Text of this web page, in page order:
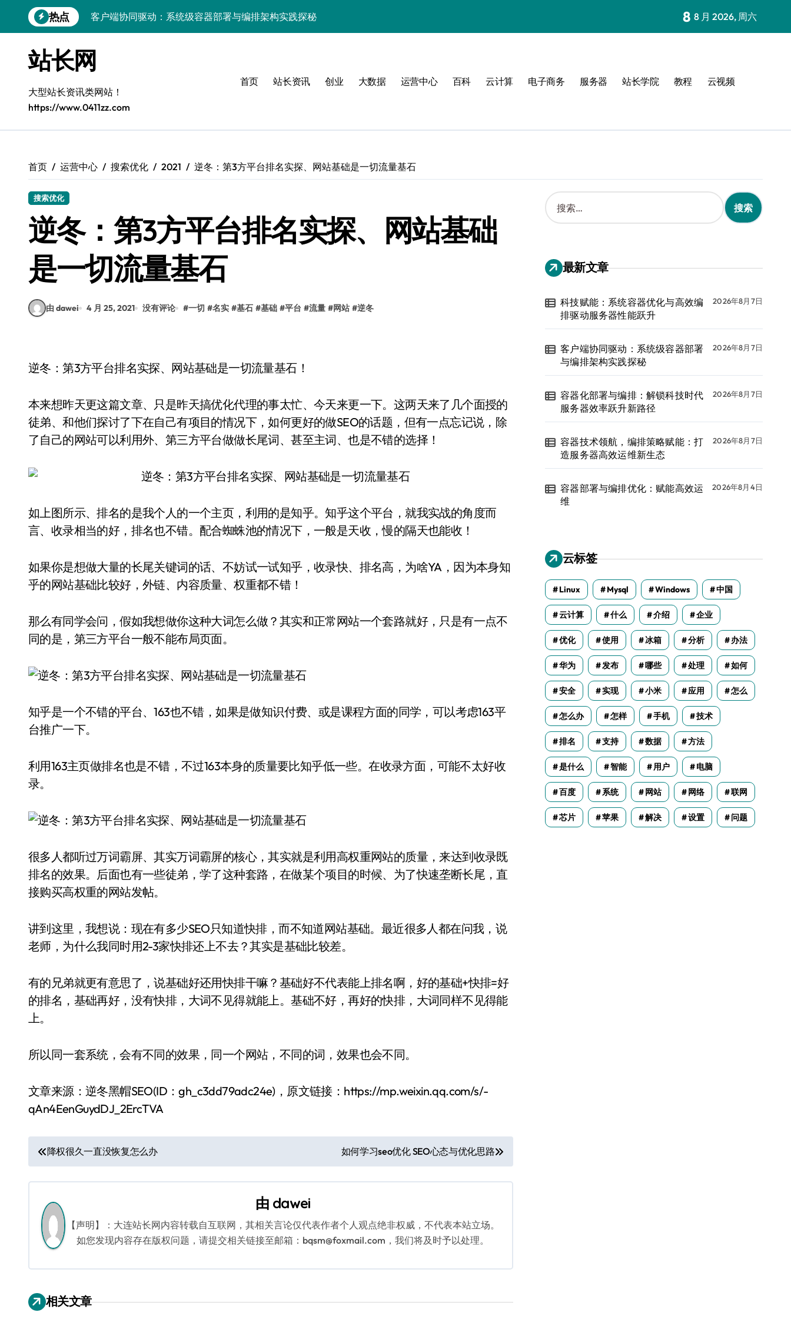
到
热点
客户端协同驱动：系统级容器部署与编排架构实践探秘
容器技术领航，编排策略赋能：打造服务器高效运维新生态
容器部署与编排优化：赋能高效运维
容器部署与编排：重塑服务器管理新范式
破局之道：大模型平台安全运营实战
VR创业新路径：模式创新与平台化双轮驱动
科技赋能：系统容器优化与高效编排驱动服务器性能跃升
8 8 月 2026, 周六
站长网
大型站长资讯类网站！
https://www.0411zz.com
首页 站长资讯 创业 大数据 运营中心 百科 云计算 电子商务 服务器 站长学院 教程 云视频
首页 运营中心 搜索优化 2021 逆冬：第3方平台排名实探、网站基础是一切流量基石
搜索优化
逆冬：第3方平台排名实探、网站基础
是一切流量基石
由 dawei 4 月 25, 2021 没有评论 #一切 #名实 #基石 #基础 #平台 #流量 #网站 #逆冬
逆冬：第3方平台排名实探、网站基础是一切流量基石！
本来想昨天更这篇文章、只是昨天搞优化代理的事太忙、今天来更一下。这两天来了几个面授的
徒弟、和他们探讨了下在自己有项目的情况下，如何更好的做SEO的话题，但有一点忘记说，除
了自己的网站可以利用外、第三方平台做做长尾词、甚至主词、也是不错的选择！
如上图所示、排名的是我个人的一个主页，利用的是知乎。知乎这个平台，就我实战的角度而
言、收录相当的好，排名也不错。配合蜘蛛池的情况下，一般是天收，慢的隔天也能收！
如果你是想做大量的长尾关键词的话、不妨试一试知乎，收录快、排名高，为啥YA，因为本身知
乎的网站基础比较好，外链、内容质量、权重都不错！
那么有同学会问，假如我想做你这种大词怎么做？其实和正常网站一个套路就好，只是有一点不
同的是，第三方平台一般不能布局页面。
知乎是一个不错的平台、163也不错，如果是做知识付费、或是课程方面的同学，可以考虑163平
台推广一下。
利用163主页做排名也是不错，不过163本身的质量要比知乎低一些。在收录方面，可能不太好收
录。
很多人都听过万词霸屏、其实万词霸屏的核心，其实就是利用高权重网站的质量，来达到收录既
排名的效果。后面也有一些徒弟，学了这种套路，在做某个项目的时候、为了快速垄断长尾，直
接购买高权重的网站发帖。
讲到这里，我想说：现在有多少SEO只知道快排，而不知道网站基础。最近很多人都在问我，说
老师，为什么我同时用2-3家快排还上不去？其实是基础比较差。
有的兄弟就更有意思了，说基础好还用快排干嘛？基础好不代表能上排名啊，好的基础+快排=好
的排名，基础再好，没有快排，大词不见得就能上。基础不好，再好的快排，大词同样不见得能
上。
所以同一套系统，会有不同的效果，同一个网站，不同的词，效果也会不同。
文章来源：逆冬黑帽SEO(ID：gh_c3dd79adc24e)，原文链接：https://mp.weixin.qq.com/s/-
qAn4EenGuydDJ_2ErcTVA
文
章
航
降权很久一直没恢复怎么办 如何学习seo优化 SEO心态与优化思路
由 dawei
【声明】：大连站长网内容转载自互联网，其相关言论仅代表作者个人观点绝非权威，不代表本站立场。
如您发现内容存在版权问题，请提交相关链接至邮箱：bqsm@foxmail.com，我们将及时予以处理。
相关文章
搜
索
：
最新文章
科技赋能：系统容器优化与高效编
排驱动服务器性能跃升
2026年8月7日
客户端协同驱动：系统级容器部署
与编排架构实践探秘
2026年8月7日
容器化部署与编排：解锁科技时代
服务器效率跃升新路径
2026年8月7日
容器技术领航，编排策略赋能：打
造服务器高效运维新生态
2026年8月7日
容器部署与编排优化：赋能高效运
维
2026年8月4日
云标签
Linux Mysql Windows 中国
云计算 什么 介绍 企业
优化 使用 冰箱 分析 办法
华为 发布 哪些 处理 如何
安全 实现 小米 应用 怎么
怎么办 怎样 手机 技术
排名 支持 数据 方法
是什么 智能 用户 电脑
百度 系统 网站 网络 联网
芯片 苹果 解决 设置 问题